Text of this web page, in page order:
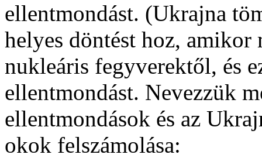
ellentmondást. (Ukrajna
helyes döntést hoz, amikor
nukleáris fegyverektől, és
ellentmondást. Nevezzük
ellentmondások és az
okok felszámolása: